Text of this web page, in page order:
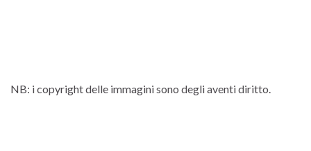
NB: i copyright delle immagini sono degli aventi diritto.